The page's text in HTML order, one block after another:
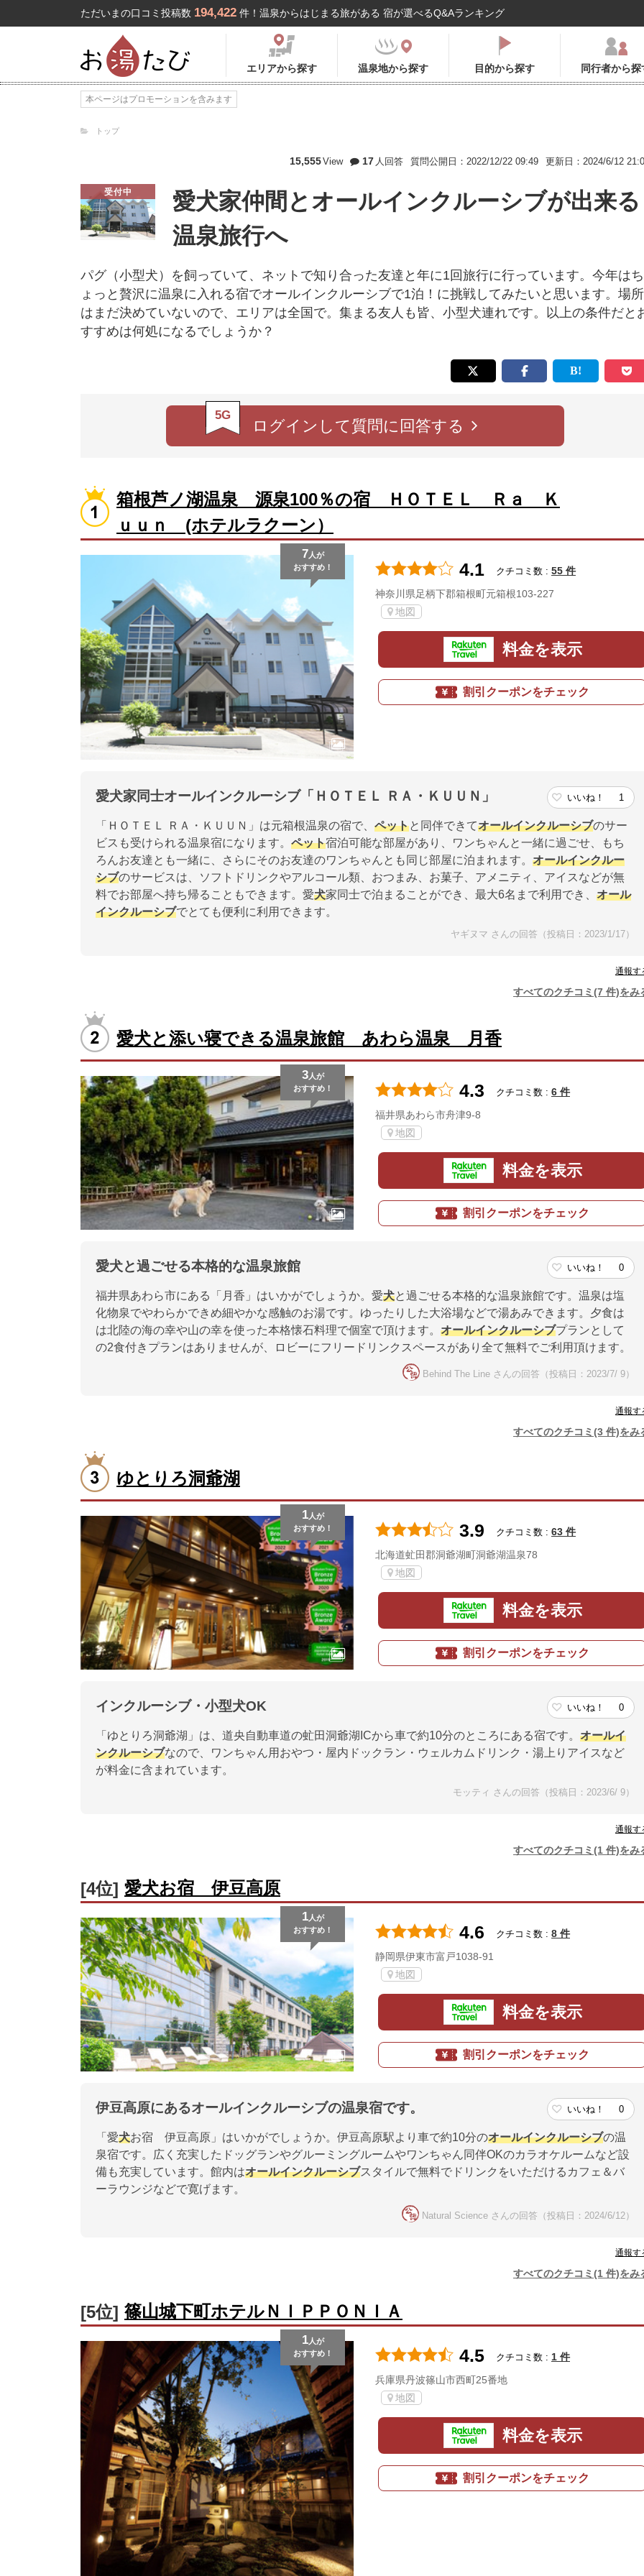
ただいまの口コミ投稿数 194,422 件！温泉からはじまる旅がある 宿が選べるQ&Aランキング
エリアから探す 温泉地から探す 目的から探す 同行者から探
本ページはプロモーションを含みます
トップ
15,555View 17 人回答 質問公開日：2022/12/22 09:49 更新日：2024/6/12
受付中
愛犬家仲間とオールインクルーシブが出来る
温泉旅行へ
パグ（小型犬）を飼っていて、ネットで知り合った友達と年に1回旅行に行っています。今年はち
ょっと贅沢に温泉に入れる宿でオールインクルーシブで1泊！に挑戦してみたいと思います。場所
はまだ決めていないので、エリアは全国で。集まる友人も皆、小型犬連れです。以上の条件だと
すすめは何処になるでしょうか？
5G
ログインして質問に回答する
箱根芦ノ湖温泉 源泉100％の宿 ＨＯＴＥＬ Ｒａ Ｋ
ｕｕｎ (ホテルラクーン）
7 人が
おすすめ！
4.1 クチコミ数 : 55 件
神奈川県足柄下郡箱根町元箱根103-227
地図
料金を表示
割引クーポンをチェック
愛犬家同士オールインクルーシブ「ＨＯＴＥＬ ＲＡ・ＫＵＵＮ」 いいね！ 1
「ＨＯＴＥＬ ＲＡ・ＫＵＵＮ」は元箱根温泉の宿で、 ペットと同伴できてオールインクルーシブのサー
ビスも受けられる温泉宿になります。 ペット宿泊可能な部屋があり、ワンちゃんと一緒に過ごせ、もち
ろんお友達とも一緒に、さらにそのお友達のワンちゃんとも同じ部屋に泊まれます。 オールインクルー
シブのサービスは、ソフトドリンクやアルコール類、おつまみ、お菓子、アメニティ、アイスなどが無
料でお部屋へ持ち帰ることもできます。愛犬家同士で泊まることができ、最大6名まで利用でき、 オール
インクルーシブでとても便利に利用できます。
ヤギヌマ さんの回答（投稿日：2023/1/17）
通報す
すべてのクチコミ(7 件)をみ
愛犬と添い寝できる温泉旅館 あわら温泉 月香
3人が
おすすめ！
4.3 クチコミ数 : 6 件
福井県あわら市舟津9-8
地図
料金を表示
割引クーポンをチェック
愛犬と過ごせる本格的な温泉旅館 いいね！ 0
福井県あわら市にある「月香」はいかがでしょうか。愛犬と過ごせる本格的な温泉旅館です。温泉は塩
化物泉でやわらかできめ細やかな感触のお湯です。ゆったりした大浴場などで湯あみできます。夕食は
は北陸の海の幸や山の幸を使った本格懐石料理で個室で頂けます。 オールインクルーシブプランとして
の2食付きプランはありませんが、ロビーにフリードリンクスペースがあり全て無料でご利用頂けます。
Behind The Line さんの回答（投稿日：2023/7/ 9）
通報す
すべてのクチコミ(3 件)をみ
ゆとりろ洞爺湖
1人が
おすすめ！
3.9 クチコミ数 : 63 件
北海道虻田郡洞爺湖町洞爺湖温泉78
地図
料金を表示
割引クーポンをチェック
インクルーシブ・小型犬OK いいね！ 0
「ゆとりろ洞爺湖」は、道央自動車道の虻田洞爺湖ICから車で約10分のところにある宿です。 オールイ
ンクルーシブなので、ワンちゃん用おやつ・屋内ドックラン・ウェルカムドリンク・湯上りアイスなど
が料金に含まれています。
モッティ さんの回答（投稿日：2023/6/ 9）
通報す
すべてのクチコミ(1 件)をみ
[4位] 愛犬お宿 伊豆高原
1人が
おすすめ！
4.6 クチコミ数 : 8 件
静岡県伊東市富戸1038-91
地図
料金を表示
割引クーポンをチェック
伊豆高原にあるオールインクルーシブの温泉宿です。 いいね！ 0
「愛犬お宿 伊豆高原」はいかがでしょうか。伊豆高原駅より車で約10分のオールインクルーシブの温
泉宿です。広く充実したドッグランやグルーミングルームやワンちゃん同伴OKのカラオケルームなど設
備も充実しています。館内はオールインクルーシブスタイルで無料でドリンクをいただけるカフェ＆バ
ーラウンジなどで寛げます。
Natural Science さんの回答（投稿日：2024/6/12）
通報す
すべてのクチコミ(1 件)をみ
[5位] 篠山城下町ホテルＮＩＰＰＯＮＩＡ
1人が
おすすめ！
4.5 クチコミ数 : 1 件
兵庫県丹波篠山市西町25番地
地図
料金を表示
割引クーポンをチェック